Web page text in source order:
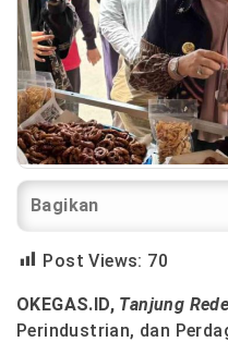
Bagikan
Post Views: 70
OKEGAS.ID, Tanjung
Perindustrian, dan